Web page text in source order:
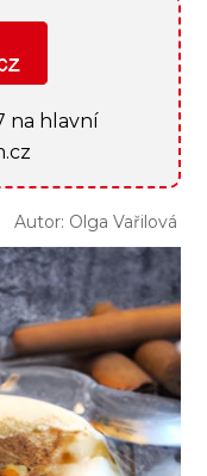
na hlavní
Autor: Olga Vařilová